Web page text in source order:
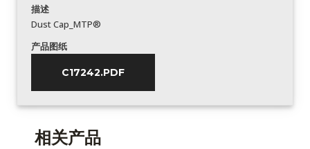
描述
Dust Cap_MTP®
产品图纸
C17242.PDF
相关产品